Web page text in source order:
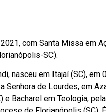
com Santa Missa em
SC).
nasceu em Itajaí (SC),
de Lourdes, em
e Bacharel em Teologia,